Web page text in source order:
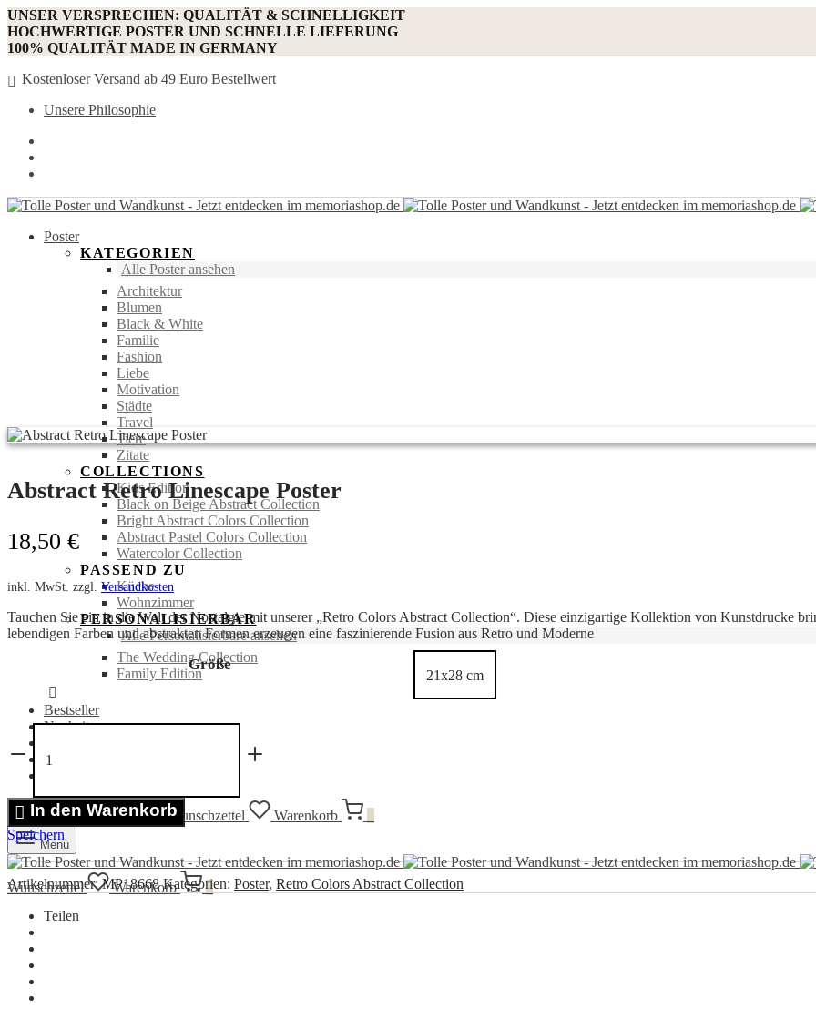
UNSER VERSPRECHEN: QUALITÄT & SCHNELLIGKEIT
HOCHWERTIGE POSTER UND SCHNELLE LIEFERUNG
100% QUALITÄT MADE IN GERMANY
Kostenloser Versand ab 49 Euro Bestellwert
Unsere Philosophie
Poster
KATEGORIEN
Alle Poster ansehen
Architektur
Blumen
Black & White
Familie
Fashion
Liebe
Motivation
Städte
Travel
Tiere
Zitate
COLLECTIONS
Kids Edition
Black on Beige Abstract Collection
Bright Abstract Colors Collection
Abstract Pastel Colors Collection
Watercolor Collection
PASSEND ZU
Küche
Wohnzimmer
PERSONALISIERBAR
Alle Personalisierbare ansehen
The Wedding Collection
Family Edition
Bestseller
Neuheiten
Portraits
Anmelden Suchen Wunschzettel Warenkorb
Menü
Wunschzettel Warenkorb 0
Abstract Retro Linescape Poster
18,50 €
inkl. MwSt. zzgl. Versandkosten
Tauchen Sie ein in die Welt der Nostalgie mit unserer „Retro Colors Abstract Collection“. Diese einzigartige Kollektion von Kunstdrucke
lebendigen Farben und abstrakten Formen erzeugen eine faszinierende Fusion aus Retro und Moderne
Größe
Abstract
Retro
Linescape
Menge
In den Warenkorb
Speichern
Artikelnummer:MP18668 Kategorien: Poster, Retro Colors Abstract Collection
Teilen